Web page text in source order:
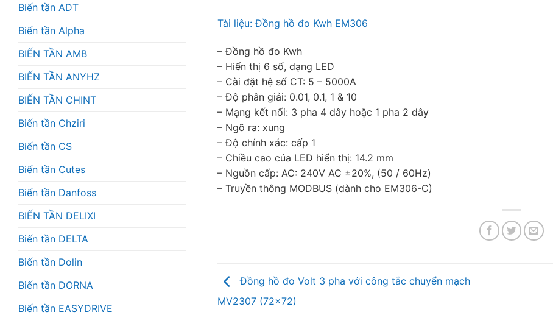
Biến tần ADT
Biến tần Alpha
BIẾN TẦN AMB
BIẾN TẦN ANYHZ
BIẾN TẦN CHINT
Biến tần Chziri
Biến tần CS
Biến tần Cutes
Biến tần Danfoss
BIẾN TẦN DELIXI
Biến tần DELTA
Biến tần Dolin
Biến tần DORNA
Biến tần EASYDRIVE
Tài liệu: Đồng hồ đo Kwh EM306
– Đồng hồ đo Kwh
– Hiển thị 6 số, dạng LED
– Cài đặt hệ số CT: 5 – 5000A
– Độ phân giải: 0.01, 0.1, 1 & 10
– Mạng kết nối: 3 pha 4 dây hoặc 1 pha 2 dây
– Ngõ ra: xung
– Độ chính xác: cấp 1
– Chiều cao của LED hiển thị: 14.2 mm
– Nguồn cấp: AC: 240V AC ±20%, (50 / 60Hz)
– Truyền thông MODBUS (dành cho EM306-C)
Đồng hồ đo Volt 3 pha với công tắc chuyển mạch
MV2307 (72×72)